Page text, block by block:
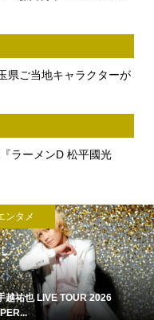
ご当地キャラクターが
ラーメンD 松平國光
ンタメ
越祐也 LIVE TOUR 2026